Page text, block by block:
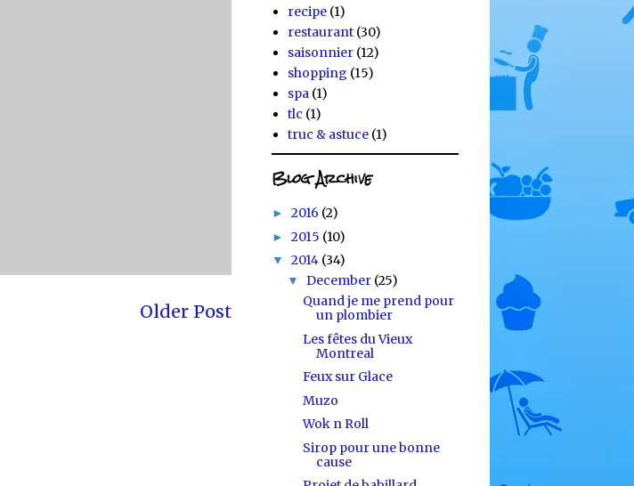
Older Post
recipe (1)
restaurant (30)
saisonnier (12)
shopping (15)
spa (1)
tlc (1)
truc & astuce (1)
Blog Archive
► 2016 (2)
► 2015 (10)
▼ 2014 (34)
▼ December (25)
Quand je me prend pour
un plombier
Les fêtes du Vieux
Montreal
Feux sur Glace
Muzo
Wok n Roll
Sirop pour une bonne
cause